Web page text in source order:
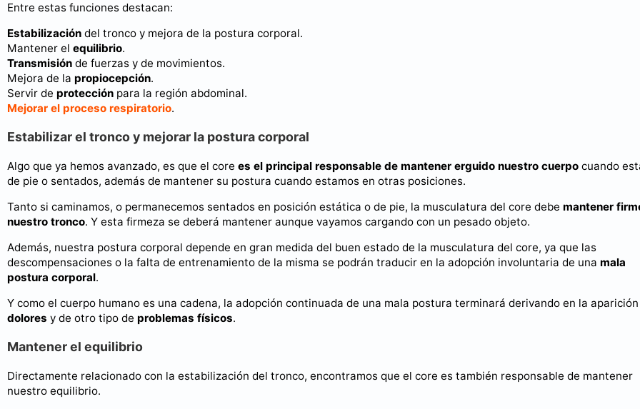
Entre estas funciones destacan:
Estabilización del tronco y mejora de la postura corporal.
Mantener el equilibrio.
Transmisión de fuerzas y de movimientos.
Mejora de la propiocepción.
Servir de protección para la región abdominal.
Mejorar el proceso respiratorio.
Estabilizar el tronco y mejorar la postura corporal
Algo que ya hemos avanzado, es que el core es el principal responsable de mantener erguido nuestro cuerpo cuando
de pie o sentados, además de mantener su postura cuando estamos en otras posiciones.
Tanto si caminamos, o permanecemos sentados en posición estática o de pie, la musculatura del core debe mantener
nuestro tronco. Y esta firmeza se deberá mantener aunque vayamos cargando con un pesado objeto.
Además, nuestra postura corporal depende en gran medida del buen estado de la musculatura del core, ya que las
descompensaciones o la falta de entrenamiento de la misma se podrán traducir en la adopción involuntaria de una mala
postura corporal.
Y como el cuerpo humano es una cadena, la adopción continuada de una mala postura terminará derivando en la
dolores y de otro tipo de problemas físicos.
Mantener el equilibrio
Directamente relacionado con la estabilización del tronco, encontramos que el core es también responsable de mantener
nuestro equilibrio.